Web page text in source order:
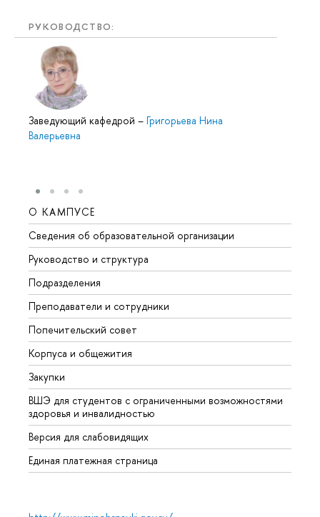
РУКОВОДСТВО:
Заведующий кафедрой – Григорьева Нина
Валерьевна
О КАМПУСЕ
Сведения об образовательной организации
Руководство и структура
Подразделения
Преподаватели и сотрудники
Попечительский совет
Корпуса и общежития
Закупки
ВШЭ для студентов с ограниченными возможностями
здоровья и инвалидностью
Версия для слабовидящих
Единая платежная страница